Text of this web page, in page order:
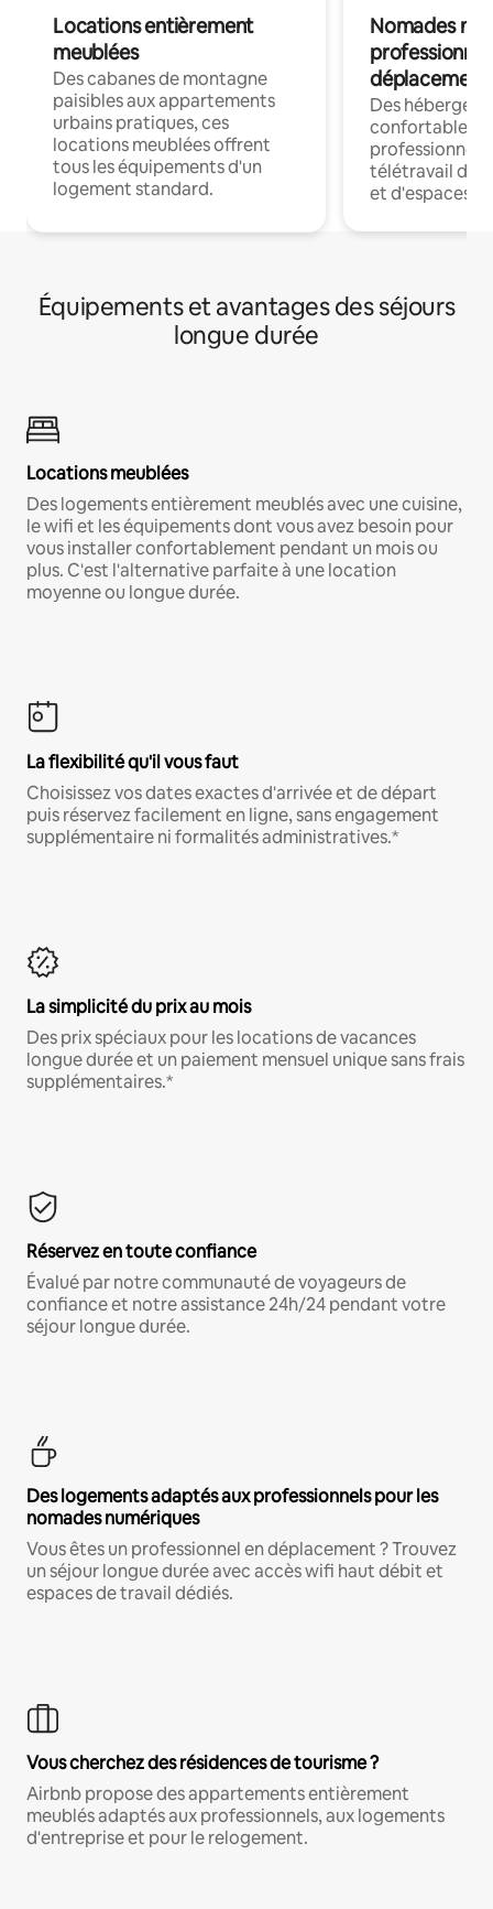
Locations entièrement
meublées
Des cabanes de montagne
paisibles aux appartements
urbains pratiques, ces
locations meublées offrent
tous les équipements d'un
logement standard.
Nomades
déplacement
Des
confortables
professionnels
télétravail
et d'espaces
Équipements et avantages des séjours
longue durée
Locations meublées
Des logements entièrement meublés avec une cuisine,
le wifi et les équipements dont vous avez besoin pour
vous installer confortablement pendant un mois ou
plus. C'est l'alternative parfaite à une location
moyenne ou longue durée.
La flexibilité qu'il vous faut
Choisissez vos dates exactes d'arrivée et de départ
puis réservez facilement en ligne, sans engagement
supplémentaire ni formalités administratives.*
La simplicité du prix au mois
Des prix spéciaux pour les locations de vacances
longue durée et un paiement mensuel unique sans frais
supplémentaires.*
Réservez en toute confiance
Évalué par notre communauté de voyageurs de
confiance et notre assistance 24h/24 pendant votre
séjour longue durée.
Des logements adaptés aux professionnels pour les
nomades numériques
Vous êtes un professionnel en déplacement ? Trouvez
un séjour longue durée avec accès wifi haut débit et
espaces de travail dédiés.
Vous cherchez des résidences de tourisme ?
Airbnb propose des appartements entièrement
meublés adaptés aux professionnels, aux logements
d'entreprise et pour le relogement.